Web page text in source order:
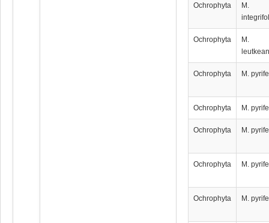
Ochrophyta
M.
Ochrophyta
M.
Ochrophyta M.
Ochrophyta M.
Ochrophyta M.
Ochrophyta M.
Ochrophyta M.